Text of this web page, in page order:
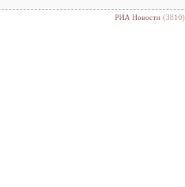
РИА Новости (3810)